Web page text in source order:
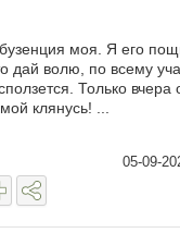
моя. Я его
дай волю, по всему
Только вчера
клянусь! ...
05-09-